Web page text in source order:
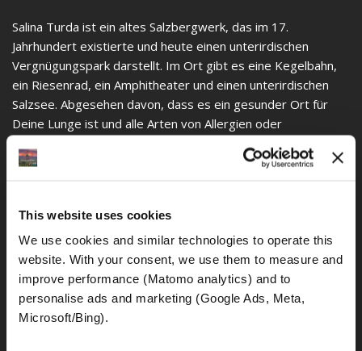
This website uses cookies
We use cookies and similar technologies to operate this
website. With your consent, we use them to measure and
improve performance (Matomo analytics) and to
personalise ads and marketing (Google Ads, Meta,
Microsoft/Bing).
Salina Turda ist ein altes Salzbergwerk, das im 17.
Jahrhundert existierte und heute einen unterirdischen
Vergnügungspark darstellt. Im Ort gibt es eine Kegelbahn,
ein Riesenrad, ein Amphitheater und einen unterirdischen
Salzsee. Abgesehen davon, dass es ein gesunder Ort für
Deine Lunge ist und alle Arten von Allergien oder
Gesundheitsproblemen, die Du dir nicht einmal vorstellen
Der Happy Cemetery in Rumänien, über den wir zuvor
gesprochen haben, liegt in Zapata. So seltsam es auch
scheinen mag, es handelt sich um einen farbenfrohen
Friedhof, der das Werk von Stan Loan Patras war, einem
lokalen Handwerker, der die Idee hatte, seine schöne
Kreativität zu nutzen Kreuze zu machen. Mit Holz bemalt